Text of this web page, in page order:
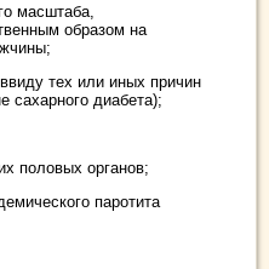
масштаба,
образом на
тех или иных причин
сахарного диабета);
половых органов;
паротита